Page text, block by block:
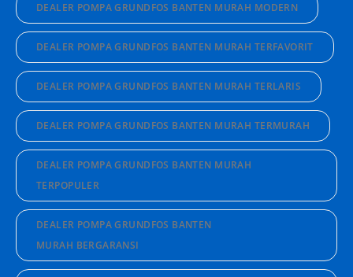
DEALER POMPA GRUNDFOS BANTEN MURAH MODERN
DEALER POMPA GRUNDFOS BANTEN MURAH TERFAVORIT
DEALER POMPA GRUNDFOS BANTEN MURAH TERLARIS
DEALER POMPA GRUNDFOS BANTEN MURAH TERMURAH
DEALER POMPA GRUNDFOS BANTEN MURAH
TERPOPULER
DEALER POMPA GRUNDFOS BANTEN
MURAH BERGARANSI